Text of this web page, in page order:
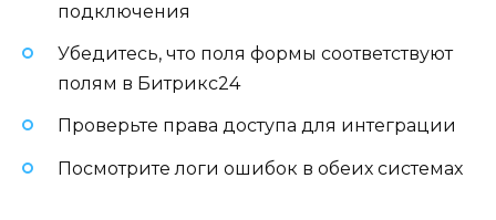
подключения
Убедитесь, что поля формы соответствуют
полям в Битрикс24
Проверьте права доступа для интеграции
Посмотрите логи ошибок в обеих системах